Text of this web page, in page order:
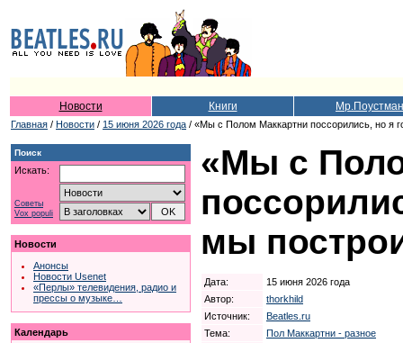
Новости Книги Мр.Поустман
Главная / Новости / 15 июня 2026 года / «Мы с Полом Маккартни поссорились, но я
Поиск
Искать:
Советы
Vox populi
Новости
Анонсы
Новости Usenet
«Перлы» телевидения, радио и
прессы о музыке…
Календарь
«Мы с
мы
Дата:
15 июня 2026 года
Автор:
thorkhild
Источник:
Beatles.ru
Тема:
Пол Маккартни - разное